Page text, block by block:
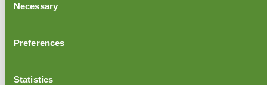
Selection
Necessary
Preferences
Statistics